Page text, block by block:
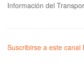
Información del
Suscribirse a este canal